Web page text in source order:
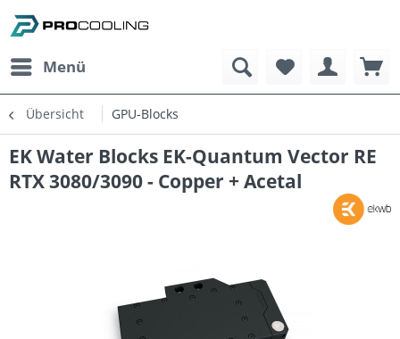
Menü
Übersicht GPU-Blocks
EK Water Blocks EK-Quantum Vector RE
RTX 3080/3090 - Copper + Acetal